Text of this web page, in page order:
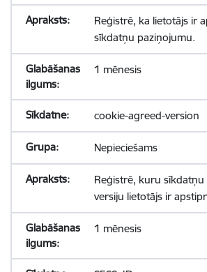
Reģistrē, ka lietotājs ir
sīkdatņu paziņojumu.
1 mēnesis
cookie-agreed-version
Nepieciešams
Reģistrē, kuru sīkdatņu
versiju lietotājs ir
1 mēnesis